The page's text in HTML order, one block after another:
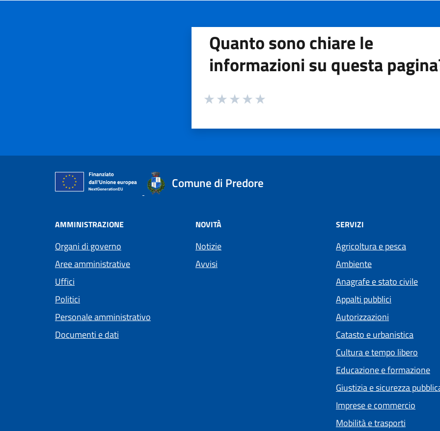
Quanto sono chiare le
informazioni su questa
Valuta da 1 a 5 stelle la pagina
Comune di Predore
AMMINISTRAZIONE
Organi di governo
Aree amministrative
Uffici
Politici
Personale amministrativo
Documenti e dati
NOVITÀ
Notizie
Avvisi
SERVIZI
Agricoltura e pesca
Ambiente
Anagrafe e stato civile
Appalti pubblici
Autorizzazioni
Catasto e urbanistica
Cultura e tempo libero
Educazione e formazione
Giustizia e sicurezza
Imprese e commercio
Mobilità e trasporti